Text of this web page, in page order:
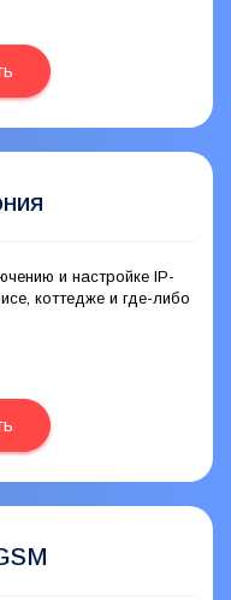
и настройке IP-
коттедже и где-либо